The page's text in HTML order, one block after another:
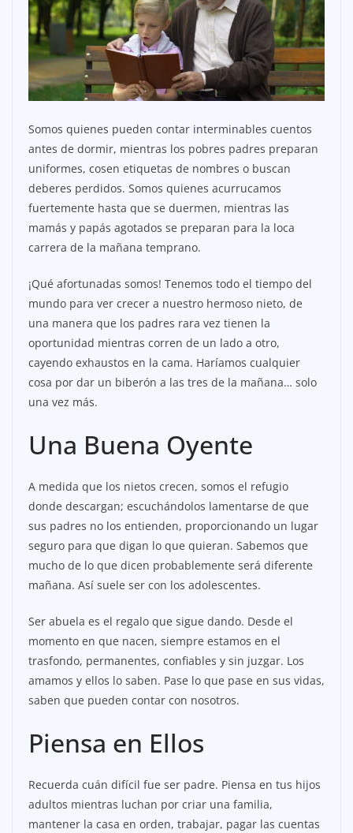
Somos quienes pueden contar interminables cuentos
antes de dormir, mientras los pobres padres preparan
uniformes, cosen etiquetas de nombres o buscan
deberes perdidos. Somos quienes acurrucamos
fuertemente hasta que se duermen, mientras las
mamás y papás agotados se preparan para la loca
carrera de la mañana temprano.
¡Qué afortunadas somos! Tenemos todo el tiempo del
mundo para ver crecer a nuestro hermoso nieto, de
una manera que los padres rara vez tienen la
oportunidad mientras corren de un lado a otro,
cayendo exhaustos en la cama. Haríamos cualquier
cosa por dar un biberón a las tres de la mañana… solo
una vez más.
Una Buena Oyente
A medida que los nietos crecen, somos el refugio
donde descargan; escuchándolos lamentarse de que
sus padres no los entienden, proporcionando un lugar
seguro para que digan lo que quieran. Sabemos que
mucho de lo que dicen probablemente será diferente
mañana. Así suele ser con los adolescentes.
Ser abuela es el regalo que sigue dando. Desde el
momento en que nacen, siempre estamos en el
trasfondo, permanentes, confiables y sin juzgar. Los
amamos y ellos lo saben. Pase lo que pase en sus vidas,
saben que pueden contar con nosotros.
Piensa en Ellos
Recuerda cuán difícil fue ser padre. Piensa en tus hijos
adultos mientras luchan por criar una familia,
mantener la casa en orden, trabajar, pagar las cuentas